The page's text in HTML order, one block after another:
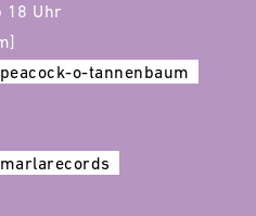
18 Uhr
o-tannenbaum